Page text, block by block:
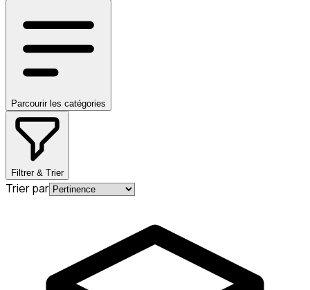
Parcourir les catégories
Filtrer & Trier
Trier par